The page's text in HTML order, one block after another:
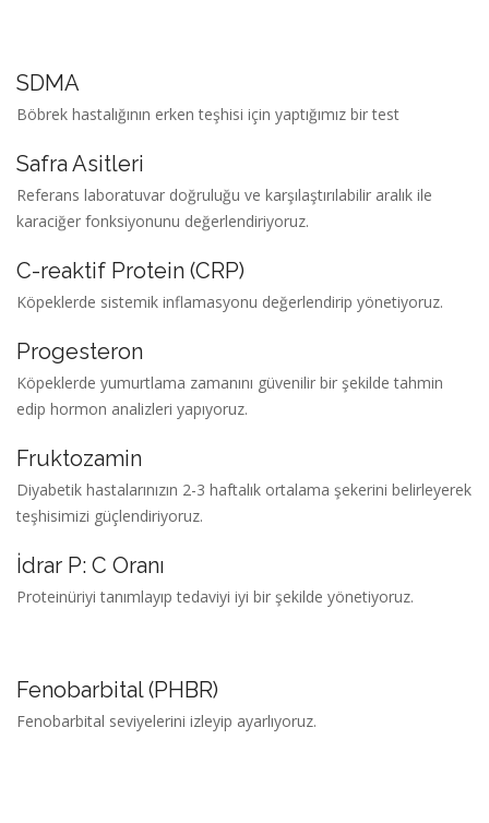
SDMA
Böbrek hastalığının erken teşhisi için yaptığımız bir test
Safra Asitleri
Referans laboratuvar doğruluğu ve karşılaştırılabilir aralık ile
karaciğer fonksiyonunu değerlendiriyoruz.
C-reaktif Protein (CRP)
Köpeklerde sistemik inflamasyonu değerlendirip yönetiyoruz.
Progesteron
Köpeklerde yumurtlama zamanını güvenilir bir şekilde tahmin
edip hormon analizleri yapıyoruz.
Fruktozamin
Diyabetik hastalarınızın 2-3 haftalık ortalama şekerini belirleyerek
teşhisimizi güçlendiriyoruz.
İdrar P: C Oranı
Proteinüriyi tanımlayıp tedaviyi iyi bir şekilde yönetiyoruz.
Fenobarbital (PHBR)
Fenobarbital seviyelerini izleyip ayarlıyoruz.